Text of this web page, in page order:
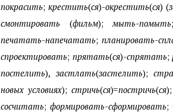
покрасить; крестить(ся)-окрестить(ся) (
смонтировать (фильм); мыть-помыть
печатать-напечатать; планировать-
спроектировать; прятать(ся)-спрятать;
постелить), застлать(застелить);
новых условиях); стричь(ся)=постричь(ся);
сосчитать; формировать-сформировать;